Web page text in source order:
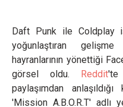
Daft Punk ile Coldplay
yoğunlaştıran
hayranlarının yönettiği
görsel oldu.
Reddit'te
paylaşımdan
'Mission A.B.O.R.T' adlı